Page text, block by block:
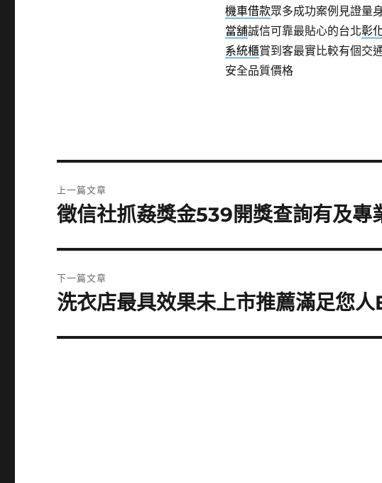
機車借款眾多成功案例見證量
當舖誠信可靠最貼心的台北彰
系統櫃賞到客最實比較有個交
安全品質價格
章
上一篇文章
上
篇
文
章:
徵信社抓姦獎金539開獎查詢有及專
下一篇文章
下
篇
洗衣店最具效果未上市推薦滿足您